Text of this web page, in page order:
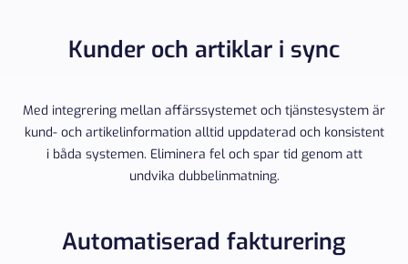
Kunder och artiklar i sync
Med integrering mellan affärssystemet och tjänstesystem är
kund- och artikelinformation alltid uppdaterad och konsistent
i båda systemen. Eliminera fel och spar tid genom att
undvika dubbelinmatning.
Automatiserad fakturering